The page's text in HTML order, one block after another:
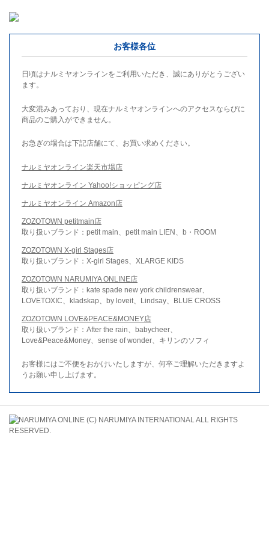
お客様各位
日頃はナルミヤオンラインをご利用いただき、誠にありがとうござい
ます。
大変混みあっており、現在ナルミヤオンラインへのアクセスならびに
商品のご購入ができません。
お急ぎの場合は下記店舗にて、お買い求めください。
ナルミヤオンライン楽天市場店
ナルミヤオンライン Yahoo!ショッピング店
ナルミヤオンライン Amazon店
ZOZOTOWN petitmain店
取り扱いブランド：petit main、petit main LIEN、b・ROOM
ZOZOTOWN X-girl Stages店
取り扱いブランド：X-girl Stages、XLARGE KIDS
ZOZOTOWN NARUMIYA ONLINE店
取り扱いブランド：kate spade new york childrenswear、
LOVETOXIC、kladskap、by loveit、Lindsay、BLUE CROSS
ZOZOTOWN LOVE&PEACE&MONEY店
取り扱いブランド：After the rain、babycheer、
Love&Peace&Money、sense of wonder、キリンのソフィ
お客様にはご不便をおかけいたしますが、何卒ご理解いただきますよ
うお願い申し上げます。